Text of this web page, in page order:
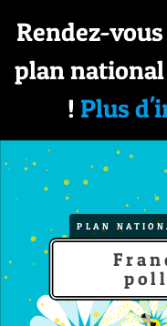
Rendez-
plan
! Plus
PLAN